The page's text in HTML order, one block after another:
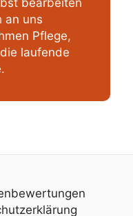
bearbeiten
an uns
Pflege,
laufende